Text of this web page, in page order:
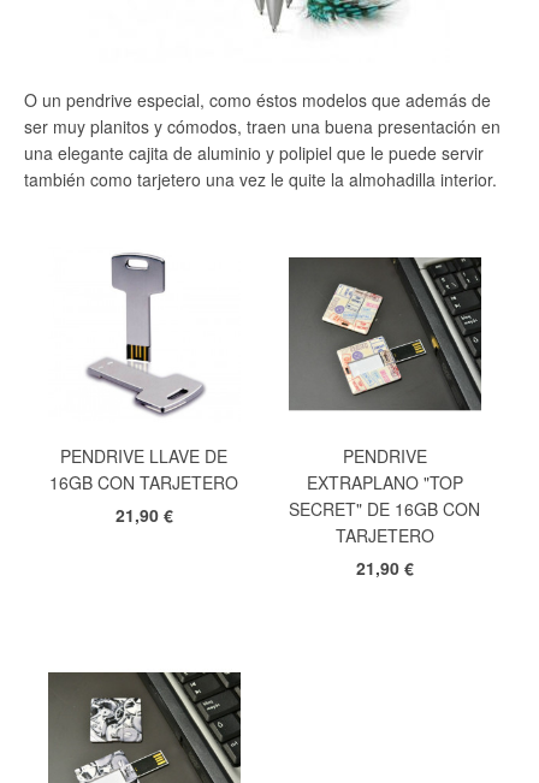
O un pendrive especial, como éstos modelos que además de
ser muy planitos y cómodos, traen una buena presentación en
una elegante cajita de aluminio y polipiel que le puede servir
también como tarjetero una vez le quite la almohadilla interior.
PENDRIVE LLAVE DE
16GB CON TARJETERO
21,90 €
PENDRIVE
EXTRAPLANO "TOP
SECRET" DE 16GB CON
TARJETERO
21,90 €